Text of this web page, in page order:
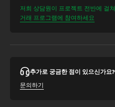
저희 상담원이 프로젝트 전반에 걸
거래 프로그램에 참여하세요
추가로 궁금한 점이 있으신가요?
문의하기